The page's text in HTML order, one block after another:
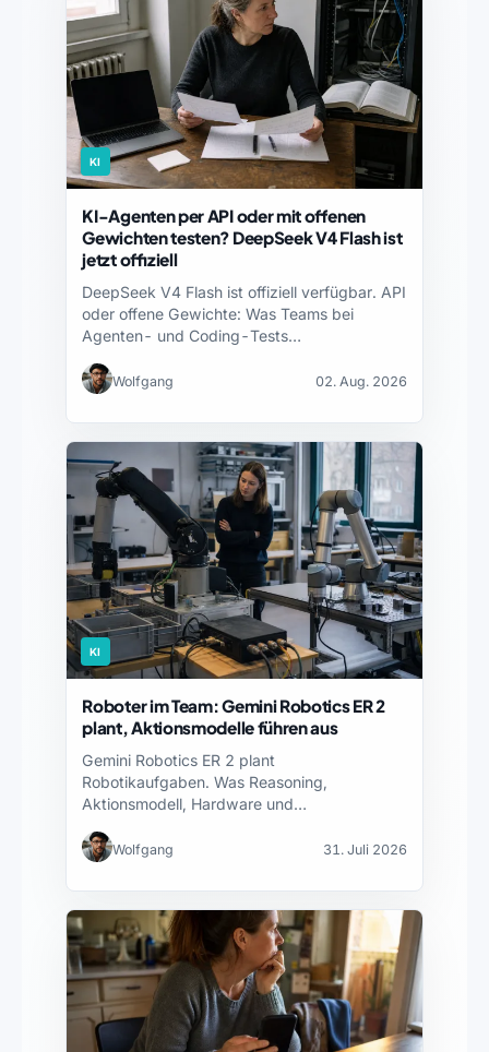
KI
KI-Agenten per API oder mit offenen
Gewichten testen? DeepSeek V4 Flash ist
jetzt offiziell
DeepSeek V4 Flash ist offiziell verfügbar. API
oder offene Gewichte: Was Teams bei
Agenten- und Coding-Tests…
Wolfgang 02. Aug. 2026
KI
Roboter im Team: Gemini Robotics ER 2
plant, Aktionsmodelle führen aus
Gemini Robotics ER 2 plant
Robotikaufgaben. Was Reasoning,
Aktionsmodell, Hardware und
Wolfgang 31. Juli 2026